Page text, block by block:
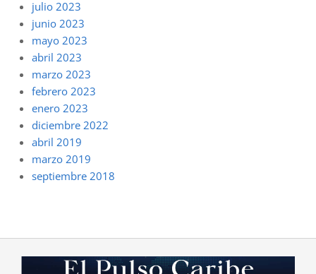
julio 2023
junio 2023
mayo 2023
abril 2023
marzo 2023
febrero 2023
enero 2023
diciembre 2022
abril 2019
marzo 2019
septiembre 2018